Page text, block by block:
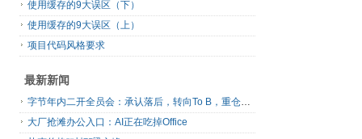
使用缓存的9大误区（下）
使用缓存的9大误区（上）
项目代码风格要求
最新新闻
字节年内二开全员会：承认落后，转向To B，重仓年轻人
大厂抢滩办公入口：AI正在吃掉Office